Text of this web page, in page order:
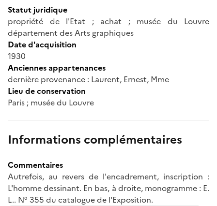
Statut juridique
propriété de l'Etat ; achat ; musée du Louvre
département des Arts graphiques
Date d'acquisition
1930
Anciennes appartenances
dernière provenance : Laurent, Ernest, Mme
Lieu de conservation
Paris ; musée du Louvre
Informations complémentaires
Commentaires
Autrefois, au revers de l'encadrement, inscription :
L'homme dessinant. En bas, à droite, monogramme : E.
L.. N° 355 du catalogue de l'Exposition.